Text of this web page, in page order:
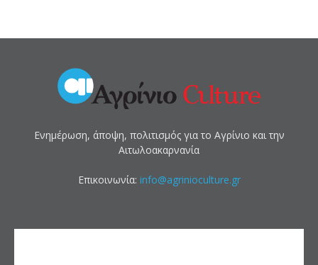
Ενημέρωση, άποψη, πολιτισμός για το Αγρίνιο και την
Αιτωλοακαρνανία
Επικοινωνία: info@agrinioculture.gr